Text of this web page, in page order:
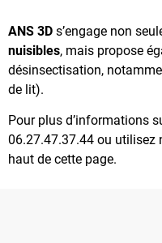
ANS 3D s’engage non
nuisibles, mais propose
désinsectisation,
de lit).
Pour plus d’informations
06.27.47.37.44 ou utilisez
haut de cette page.